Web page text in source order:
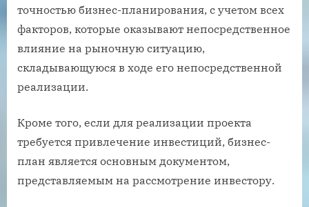
точностью бизнес-планирования, с учетом всех
факторов, которые оказывают непосредственное
влияние на рыночную ситуацию,
складывающуюся в ходе его непосредственной
реализации.
Кроме того, если для реализации проекта
требуется привлечение инвестиций, бизнес-
план является основным документом,
представляемым на рассмотрение инвестору.